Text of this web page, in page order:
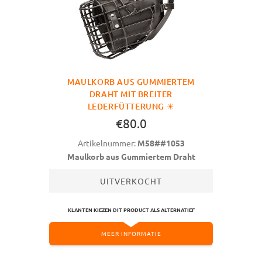
MAULKORB AUS GUMMIERTEM
DRAHT MIT BREITER
LEDERFÜTTERUNG ☀
€80.0
Artikelnummer: M58##1053
Maulkorb aus Gummiertem Draht
UITVERKOCHT
KLANTEN KIEZEN DIT PRODUCT ALS ALTERNATIEF
MEER INFORMATIE